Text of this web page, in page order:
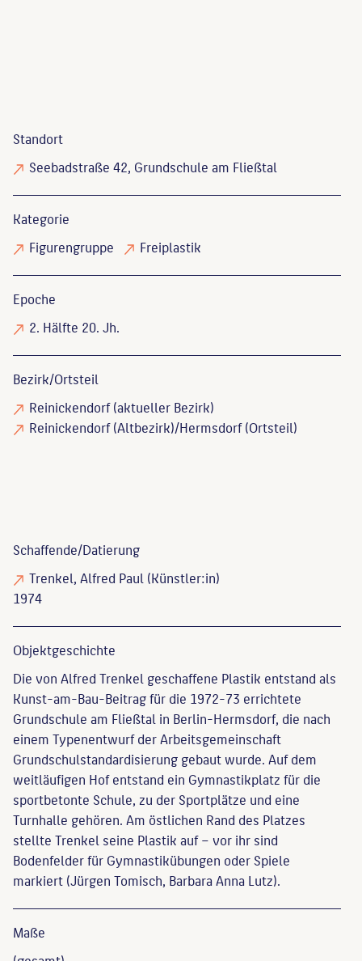
Standort
Seebadstraße 42, Grundschule am Fließtal
Kategorie
Figurengruppe
Freiplastik
Epoche
2. Hälfte 20. Jh.
Bezirk/Ortsteil
Reinickendorf (aktueller Bezirk)
Reinickendorf (Altbezirk)/Hermsdorf (Ortsteil)
Schaffende/Datierung
Trenkel, Alfred Paul(Künstler:in)
1974
Objekt­geschichte
Die von Alfred Trenkel geschaffene Plastik entstand als
Kunst-am-Bau-Beitrag für die 1972-73 errichtete
Grundschule am Fließtal in Berlin-Hermsdorf, die nach
einem Typenentwurf der Arbeitsgemeinschaft
Grundschulstandardisierung gebaut wurde. Auf dem
weitläufigen Hof entstand ein Gymnastikplatz für die
sportbetonte Schule, zu der Sportplätze und eine
Turnhalle gehören. Am östlichen Rand des Platzes
stellte Trenkel seine Plastik auf – vor ihr sind
Bodenfelder für Gymnastikübungen oder Spiele
markiert (Jürgen Tomisch, Barbara Anna Lutz).
Maße